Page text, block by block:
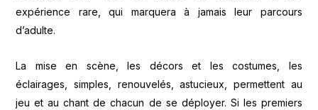
expérience rare, qui marquera à jamais leur parcours
d’adulte.
La mise en scène, les décors et les costumes, les
éclairages, simples, renouvelés, astucieux, permettent au
jeu et au chant de chacun de se déployer. Si les premiers